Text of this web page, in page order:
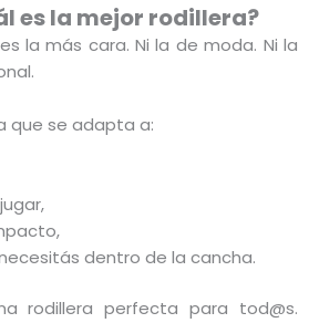
es la mejor rodillera?
la más cara.Ni la de moda. Ni la
que se adapta a:
dentro de la cancha.
rodillera perfecta para tod@s.